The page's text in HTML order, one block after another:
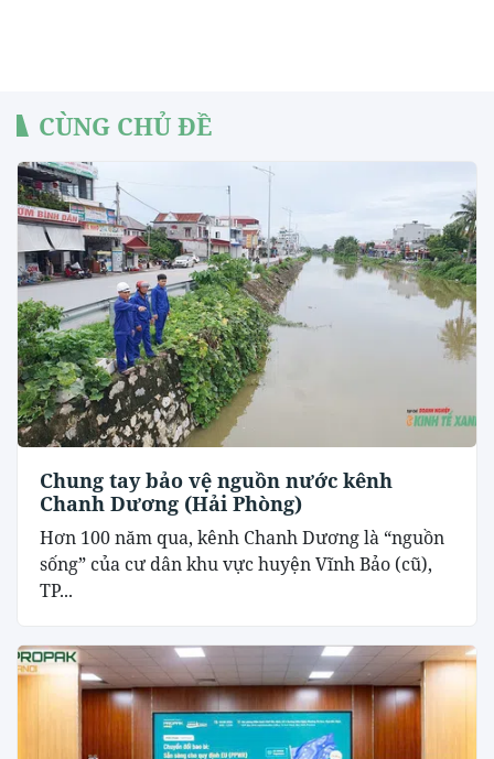
CÙNG CHỦ ĐỀ
Chung tay bảo vệ nguồn nước kênh
Chanh Dương (Hải Phòng)
Hơn 100 năm qua, kênh Chanh Dương là “nguồn
sống” của cư dân khu vực huyện Vĩnh Bảo (cũ),
TP...